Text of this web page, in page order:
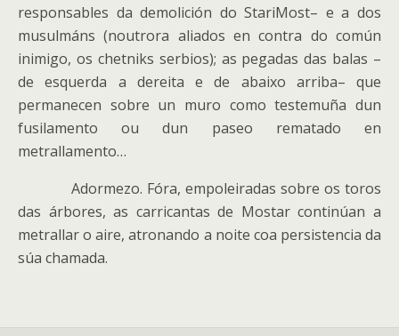
responsables da demolición do StariMost– e a dos
musulmáns (noutrora aliados en contra do común
inimigo, os chetniks serbios); as pegadas das balas –
de esquerda a dereita e de abaixo arriba– que
permanecen sobre un muro como testemuña dun
fusilamento ou dun paseo rematado en
metrallamento…
Adormezo. Fóra, empoleiradas sobre os toros
das árbores, as carricantas de Mostar continúan a
metrallar o aire, atronando a noite coa persistencia da
súa chamada.